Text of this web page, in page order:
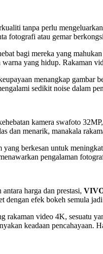
tanpa perlu
fotografi atau gemar
bagi mereka yang
warna yang hidup. Rakaman
menangkap gambar
sedikit noise dalam
kamera swafoto
dan menarik, manakala
berkesan untuk
pengalaman
harga dan prestasi,
dengan efek bokeh semula
video 4K, sesuatu
keadaan pencahayaan.